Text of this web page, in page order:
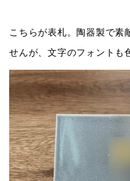
こちらが表札。陶器製で素
せんが、文字のフォントも